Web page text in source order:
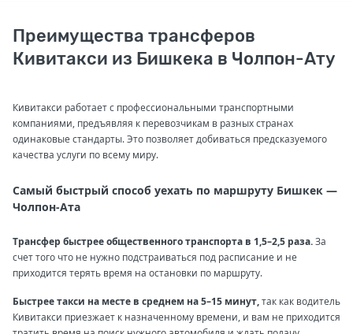
Преимущества трансферов
Кивитакси из Бишкека в Чолпон-Ату
Кивитакси работает с профессиональными транспортными
компаниями, предъявляя к перевозчикам в разных странах
одинаковые стандарты. Это позволяет добиваться предсказуемого
качества услуги по всему миру.
Самый быстрый способ уехать по маршруту Бишкек —
Чолпон-Ата
Трансфер быстрее общественного транспорта в 1,5–2,5 раза.За
счет того что не нужно подстраиваться под расписание и не
приходится терять время на остановки по маршруту.
Быстрее такси на месте в среднем на 5–15 минут,так как водитель
Кивитакси приезжает к назначенному времени, и вам не приходится